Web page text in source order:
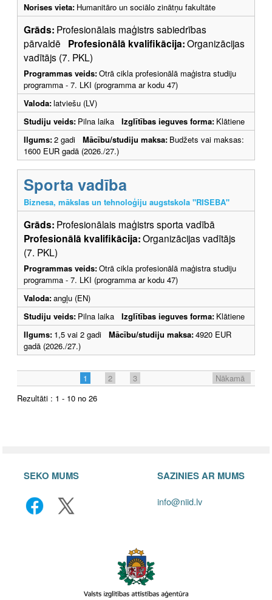
Norises vieta: Humanitāro un sociālo zinātņu fakultāte
Grāds: Profesionālais maģistrs sabiedrības
pārvaldē Profesionālā kvalifikācija:Organizācijas
vadītājs (7. PKL)
Programmas veids:Otrā cikla profesionālā maģistra studiju
programma - 7. LKI (programma ar kodu 47)
Valoda:latviešu (LV)
Studiju veids: Pilna laika Izglītības ieguves forma: Klātiene
Ilgums:2 gadi Mācību/studiju maksa: Budžets vai maksas:
1600 EUR gadā (2026./27.)
Sporta vadība
Biznesa, mākslas un tehnoloģiju augstskola "RISEBA"
Grāds: Profesionālais maģistrs sporta vadībā
Profesionālā kvalifikācija:Organizācijas vadītājs
(7. PKL)
Programmas veids:Otrā cikla profesionālā maģistra studiju
programma - 7. LKI (programma ar kodu 47)
Valoda:angļu (EN)
Studiju veids: Pilna laika Izglītības ieguves forma: Klātiene
Ilgums: 1,5 vai 2 gadi Mācību/studiju maksa:4920 EUR
gadā (2026./27.)
1 2 3
Nākamā
Rezultāti : 1 - 10 no 26
SEKO MUMS SAZINIES AR MUMS
info@niid.lv